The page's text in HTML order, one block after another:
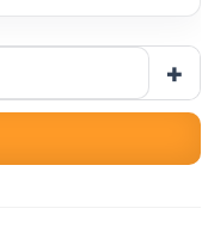
+